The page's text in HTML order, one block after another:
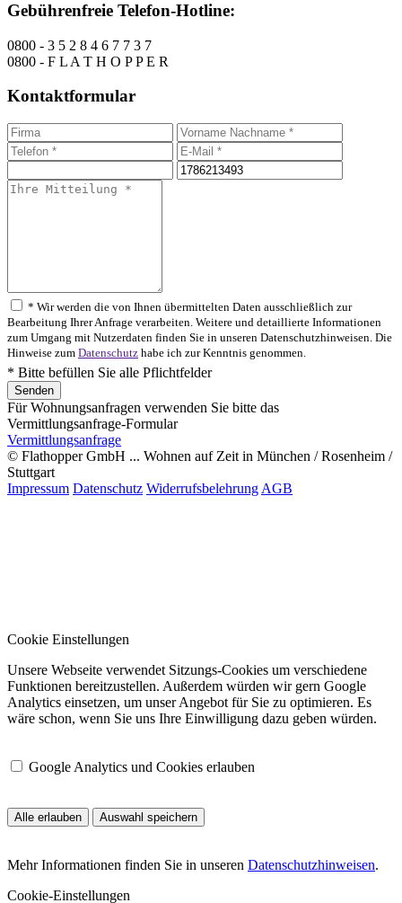
Gebührenfreie Telefon-Hotline:
0800 - 3 5 2 8 4 6 7 7 3 7
0800 - F L A T H O P P E R
Kontaktformular
* Wir werden die von Ihnen übermittelten Daten ausschließlich zur
Bearbeitung Ihrer Anfrage verarbeiten. Weitere und detaillierte Informationen
zum Umgang mit Nutzerdaten finden Sie in unseren Datenschutzhinweisen. Die
Hinweise zum Datenschutz habe ich zur Kenntnis genommen.
* Bitte befüllen Sie alle Pflichtfelder
Für Wohnungsanfragen verwenden Sie bitte das
Vermittlungsanfrage-Formular
Vermittlungsanfrage
© Flathopper GmbH ... Wohnen auf Zeit in München / Rosenheim /
Stuttgart
Impressum Datenschutz Widerrufsbelehrung AGB
Cookie Einstellungen
Unsere Webseite verwendet Sitzungs-Cookies um verschiedene
Funktionen bereitzustellen. Außerdem würden wir gern Google
Analytics einsetzen, um unser Angebot für Sie zu optimieren. Es
wäre schon, wenn Sie uns Ihre Einwilligung dazu geben würden.
Google Analytics und Cookies erlauben
Alle erlauben Auswahl speichern
Mehr Informationen finden Sie in unseren Datenschutzhinweisen.
Cookie-Einstellungen